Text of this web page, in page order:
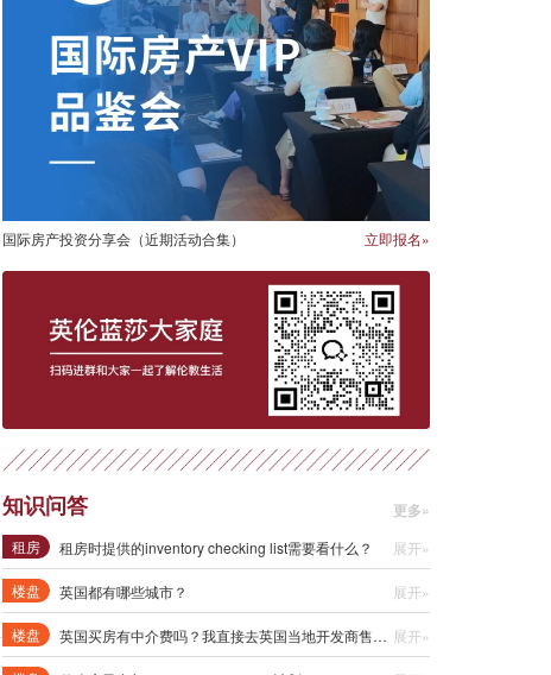
国际房产投资分享会（近期活动合集） 立即报名»
知识问答 更多»
租房 租房时提供的inventory checking list需要看什么？ 展开»
楼盘 英国都有哪些城市？ 展开»
楼盘 英国买房有中介费吗？我直接去英国当地开发商售楼处买房会不会更便宜些？ 展开»